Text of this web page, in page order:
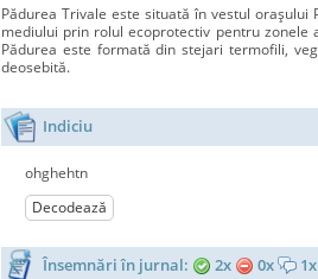
Pădurea Trivale este situată în vestul
mediului prin rolul ecoprotectiv pentru
Pădurea este formată din stejari termofili,
deosebită.
Indiciu
ohghehtn
Decodează
Însemnări în jurnal: 2x 0x 1x